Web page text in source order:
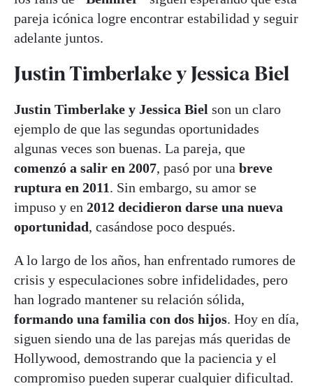
pareja icónica logre encontrar estabilidad y seguir
adelante juntos.
Justin Timberlake y Jessica Biel
Justin Timberlake y Jessica Biel son un claro
ejemplo de que las segundas oportunidades
algunas veces son buenas. La pareja, que
comenzó a salir en 2007, pasó por una breve
ruptura en 2011. Sin embargo, su amor se
impuso y en 2012 decidieron darse una nueva
oportunidad, casándose poco después.
A lo largo de los años, han enfrentado rumores de
crisis y especulaciones sobre infidelidades, pero
han logrado mantener su relación sólida,
formando una familia con dos hijos. Hoy en día,
siguen siendo una de las parejas más queridas de
Hollywood, demostrando que la paciencia y el
compromiso pueden superar cualquier dificultad.